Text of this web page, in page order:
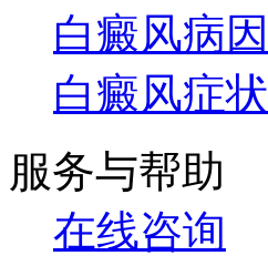
白癜风病因
白癜风症状
服务与帮助
在线咨询